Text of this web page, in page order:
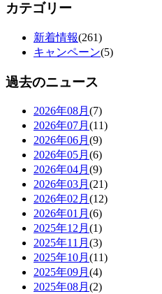
カテゴリー
新着情報(261)
キャンペーン(5)
過去のニュース
2026年08月 (7)
2026年07月 (11)
2026年06月 (9)
2026年05月 (6)
2026年04月 (9)
2026年03月 (21)
2026年02月 (12)
2026年01月 (6)
2025年12月 (1)
2025年11月 (3)
2025年10月 (11)
2025年09月 (4)
2025年08月 (2)